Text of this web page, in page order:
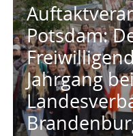
Potsdam:
Jahrgang